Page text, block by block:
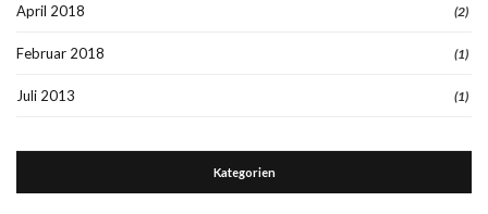
April 2018 (2)
Februar 2018 (1)
Juli 2013 (1)
Kategorien